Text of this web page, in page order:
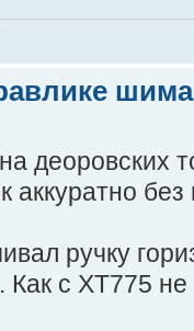
деоровских
аккуратно
ручку
Как с XT775